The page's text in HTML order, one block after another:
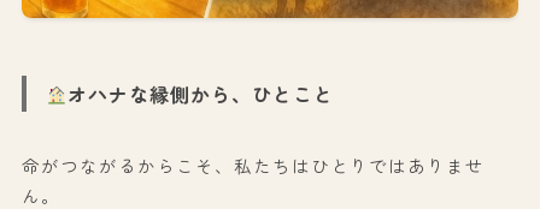
オハナな縁側から、ひとこと
命がつながるからこそ、私たちはひとりではありませ
ん。